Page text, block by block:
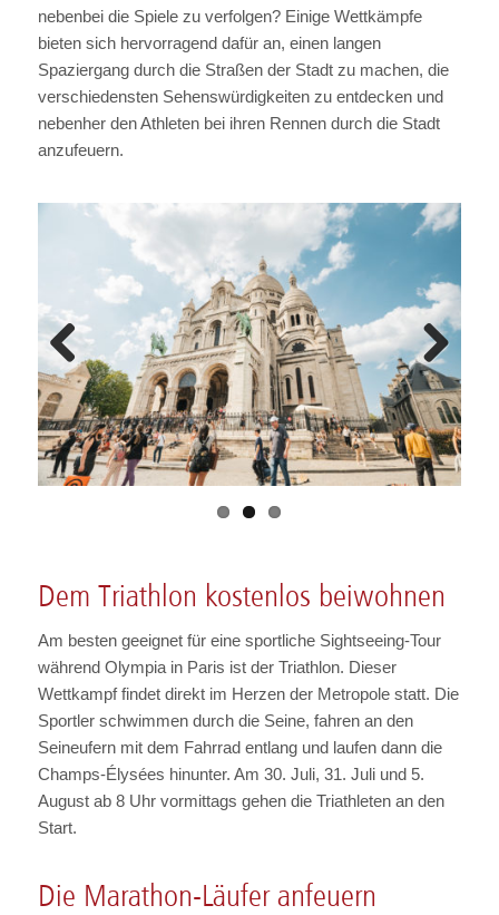
nebenbei die Spiele zu verfolgen? Einige Wettkämpfe
bieten sich hervorragend dafür an, einen langen
Spaziergang durch die Straßen der Stadt zu machen, die
verschiedensten Sehenswürdigkeiten zu entdecken und
nebenher den Athleten bei ihren Rennen durch die Stadt
anzufeuern.
Previous Next
Dem Triathlon kostenlos beiwohnen
Am besten geeignet für eine sportliche Sightseeing-Tour
während Olympia in Paris ist der Triathlon. Dieser
Wettkampf findet direkt im Herzen der Metropole statt. Die
Sportler schwimmen durch die Seine, fahren an den
Seineufern mit dem Fahrrad entlang und laufen dann die
Champs-Élysées hinunter. Am 30. Juli, 31. Juli und 5.
August ab 8 Uhr vormittags gehen die Triathleten an den
Start.
Die Marathon-Läufer anfeuern